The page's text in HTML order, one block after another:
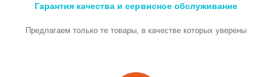
Гарантия качества и сервисное обслуживание
Предлагаем только те товары, в качестве которых уверены